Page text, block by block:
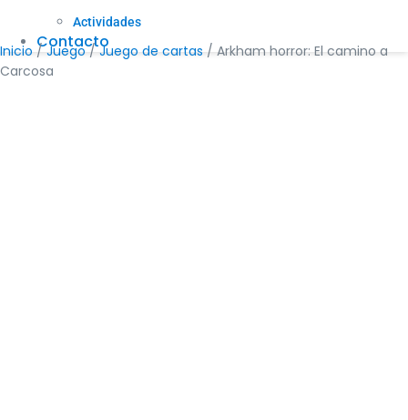
Actividades
Contacto
Inicio /Juego/Juego de cartas / Arkham horror: El camino a
Carcosa